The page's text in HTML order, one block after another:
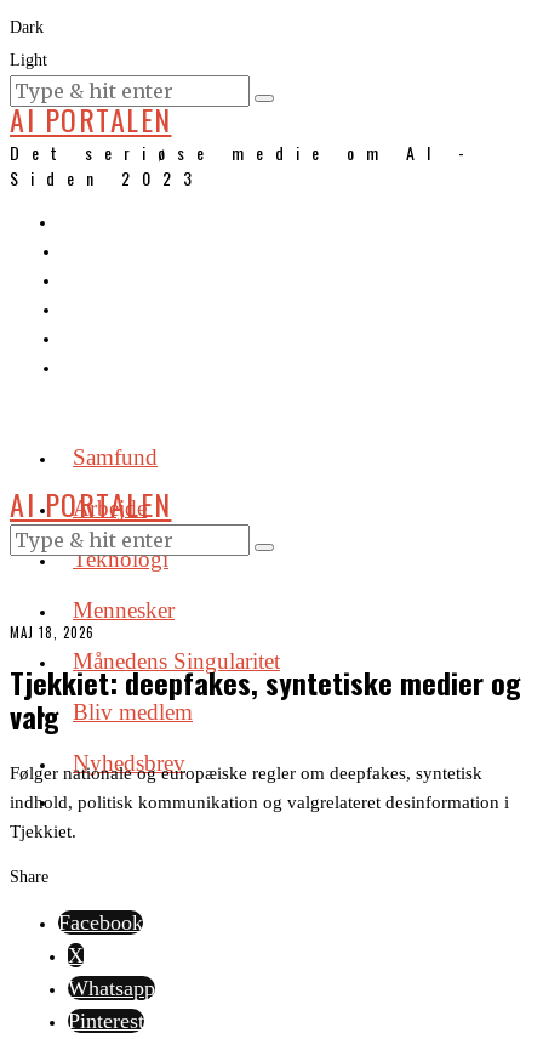
Dark
Light
KURSER
AI PORTALEN
Det seriøse medie om AI -
Siden 2023
Samfund
Arbejde
Teknologi
Mennesker
Månedens Singularitet
Bliv medlem
Nyhedsbrev
AI PORTALEN
MAJ 18, 2026
Tjekkiet: deepfakes, syntetiske medier og
valg
Følger nationale og europæiske regler om deepfakes, syntetisk
indhold, politisk kommunikation og valgrelateret desinformation i
Tjekkiet.
Share
Facebook
X
Whatsapp
Pinterest